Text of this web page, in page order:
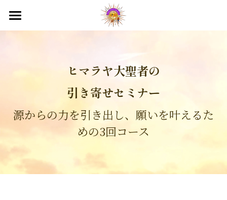
国際ヨガデー2026
オンラインサロン
平和の祭典2026
ヒマラヤ大聖者の
引き寄せセミナー
源からの力を引き出し、願いを叶えるた
めの3回コース